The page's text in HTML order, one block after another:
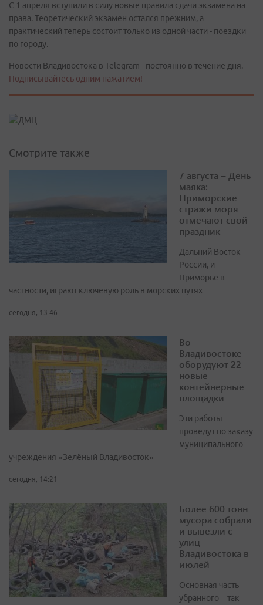
С 1 апреля вступили в силу новые правила сдачи экзамена на
права. Теоретический экзамен остался прежним, а
практический теперь состоит только из одной части - поездки
по городу.
Новости Владивостока в Telegram - постоянно в течение дня.
Подписывайтесь одним нажатием!
Смотрите также
7 августа – День
маяка:
Приморские
стражи моря
отмечают свой
праздник
Дальний Восток
России, и
Приморье в
частности, играют ключевую роль в морских путях
сегодня, 13:46
Во
Владивостоке
оборудуют 22
новые
контейнерные
площадки
Эти работы
проведут по заказу
муниципального
учреждения «Зелёный Владивосток»
сегодня, 14:21
Более 600 тонн
мусора собрали
и вывезли с
улиц
Владивостока в
июлей
Основная часть
убранного – так